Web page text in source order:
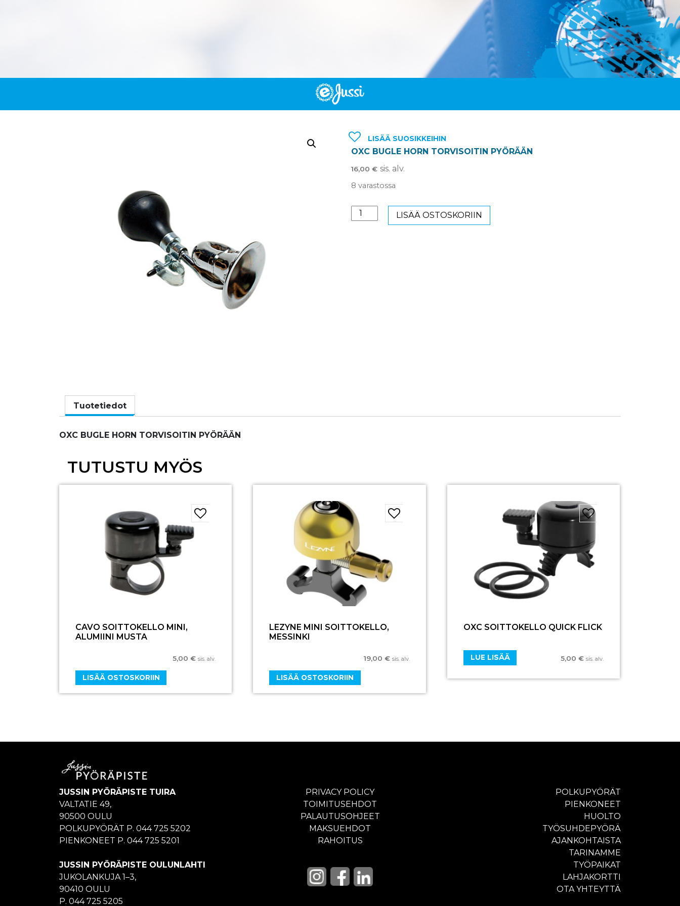
LISÄÄ SUOSIKKEIHIN
OXC BUGLE HORN TORVISOITIN PYÖRÄÄN
16,00€ sis. alv.
8 varastossa
OXC
BUGLE
LISÄÄ OSTOSKORIIN
Tuotetiedot
OXC BUGLE HORN TORVISOITIN PYÖRÄÄN
TUTUSTU MYÖS
CAVO SOITTOKELLO MINI,
ALUMIINI MUSTA
5,00€ sis. alv.
LISÄÄ OSTOSKORIIN
LEZYNE MINI SOITTOKELLO,
MESSINKI
19,00 € sis. alv.
LISÄÄ OSTOSKORIIN
OXC SOITTOKELLO QUICK FLICK
5,00€ sis. alv.
LUE LISÄÄ
JUSSIN PYÖRÄPISTE TUIRA
VALTATIE 49,
90500 OULU
POLKUPYÖRÄT P. 044 725 5202
PIENKONEET P. 044 725 5201
JUSSIN PYÖRÄPISTE OULUNLAHTI
JUKOLANKUJA 1–3,
90410 OULU
P. 044 725 5205
PRIVACY POLICY
TOIMITUSEHDOT
PALAUTUSOHJEET
MAKSUEHDOT
RAHOITUS
POLKUPYÖRÄT
PIENKONEET
HUOLTO
TYÖSUHDEPYÖRÄ
AJANKOHTAISTA
TARINAMME
TYÖPAIKAT
LAHJAKORTTI
OTA YHTEYTTÄ